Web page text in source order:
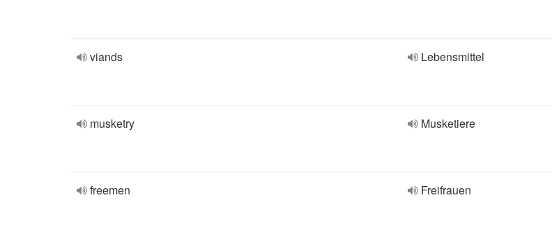
viands Lebensmittel
musketry Musketiere
freemen Freifrauen